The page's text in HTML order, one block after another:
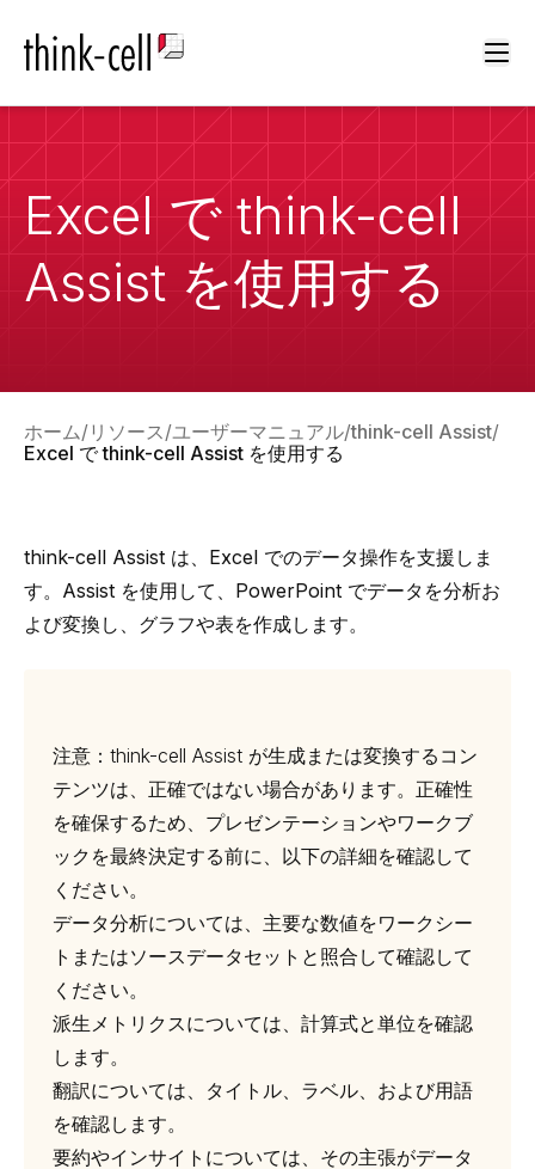
Excel で think-cell
Assist を使用する
ホーム リソース ユーザーマニュアル think-cell Assist
Excel で think-cell Assist を使用する
think-cell Assist は、Excel でのデータ操作を支援しま
す。Assist を使用して、PowerPoint でデータを分析お
よび変換し、グラフや表を作成します。
注意： think-cell Assist が生成または変換するコン
テンツは、正確ではない場合があります。正確性
を確保するため、プレゼンテーションやワークブ
ックを最終決定する前に、以下の詳細を確認して
ください。
データ分析については、主要な数値をワークシー
トまたはソースデータセットと照合して確認して
ください。
派生メトリクスについては、計算式と単位を確認
します。
翻訳については、タイトル、ラベル、および用語
を確認します。
要約やインサイトについては、その主張がデータ